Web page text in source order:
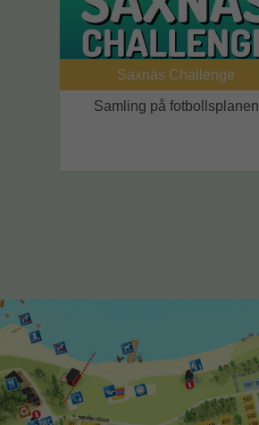
Saxnäs Challenge
Samling på fotbollsplanen